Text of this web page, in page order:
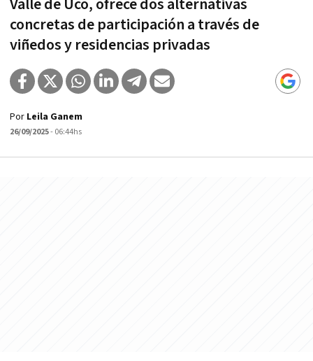
Valle de Uco, ofrece dos alternativas
concretas de participación a través de
viñedos y residencias privadas
Por Leila Ganem
26/09/2025- 06:44hs